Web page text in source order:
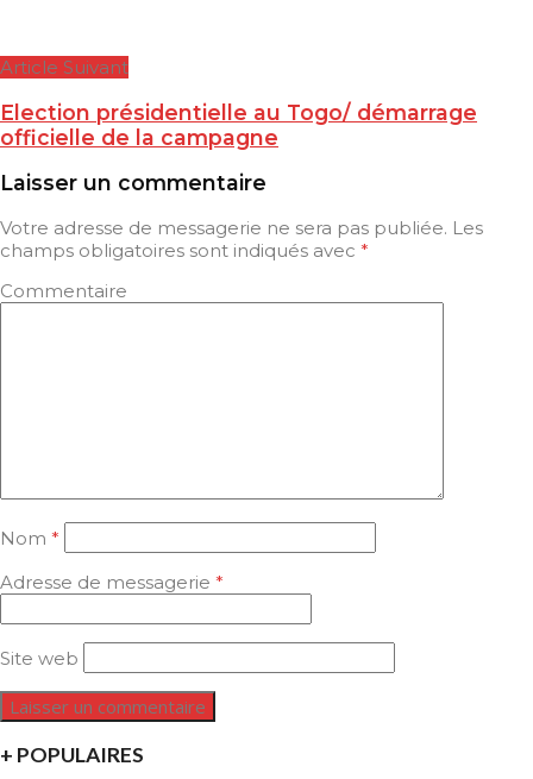
Article Suivant
Election présidentielle au Togo/ démarrage
officielle de la campagne
Laisser un commentaire
Votre adresse de messagerie ne sera pas publiée. Les
champs obligatoires sont indiqués avec *
Commentaire
Nom *
Adresse de messagerie *
Site web
+ POPULAIRES